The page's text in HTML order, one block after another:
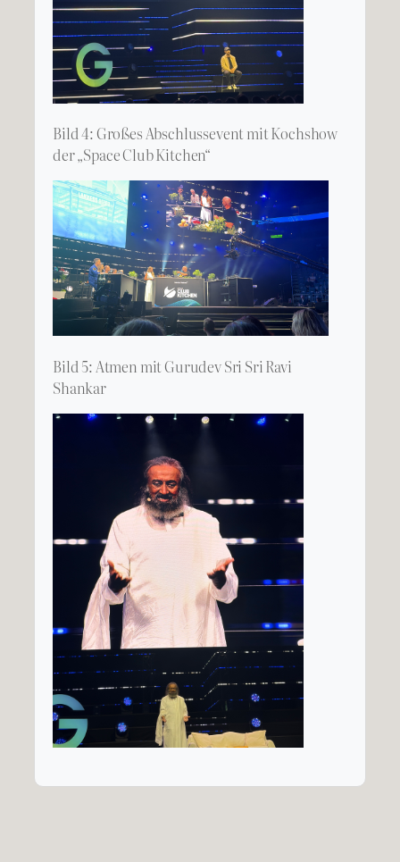
Bild 4: Großes Abschlussevent mit Kochshow
der „Space Club Kitchen“
Bild 5: Atmen mit Gurudev Sri Sri Ravi
Shankar